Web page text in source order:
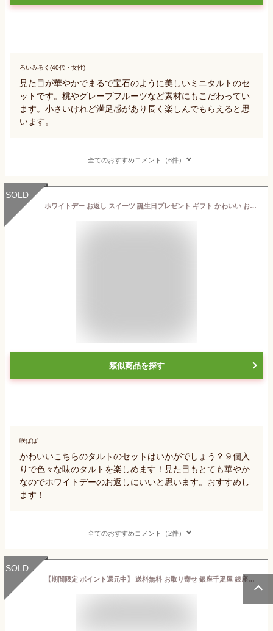
ろいみるく(40代・女性)
見た目が華やかでまるで宝石のように美しいミニタルトのセ
ットです。桃やグレープフルーツなど素材にもこだわってい
ます。小さいけれど満足感があり長く楽しんでもらえると思
います。
全てのおすすめコメント（6件）
SOLD
ホワイトデー お返し スイーツ 誕生日プレゼント ギフト かわいい おしゃれ チーズケーキ チョコ お菓子 子供 大量 人気 1位 高級 内祝い 出産 お返し 女友達 女性 母 詰め合わせ お礼 お祝い【 タルト アソート9個入セット】
類似商品を探す
咲ぱぱ
かわいいこちらのタルトのセットはいかがでしょう？９個入
りで色々な味のタルトを楽しめます！見た目もとても華やか
なのでホワイトデーのお返しにいいと思います。おすすめし
ます！
全てのおすすめコメント（2件）
SOLD
【期間限定 ポイント還元中】 送料無料 お取り寄せ 銀座千疋屋 銀座プチフルーツタルト ギフト 送料無料 高級スイーツ 千疋屋 タルト プチタルト フルーツタルト お菓子 高級お菓子 詰め合わせ 大人のお菓子